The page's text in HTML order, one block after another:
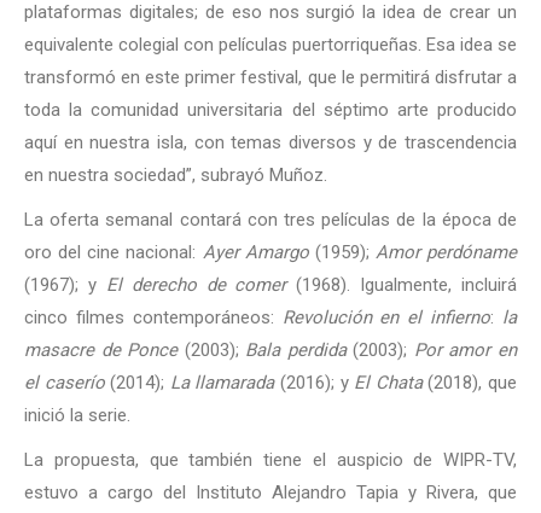
plataformas digitales; de eso nos surgió la idea de crear un
equivalente colegial con películas puertorriqueñas. Esa idea se
transformó en este primer festival, que le permitirá disfrutar a
toda la comunidad universitaria del séptimo arte producido
aquí en nuestra isla, con temas diversos y de trascendencia
en nuestra sociedad”, subrayó Muñoz.
La oferta semanal contará con tres películas de la época de
oro del cine nacional: Ayer Amargo(1959); Amor perdóname
(1967); y El derecho de comer(1968). Igualmente, incluirá
cinco filmes contemporáneos: Revolución en el infierno: la
masacre de Ponce(2003); Bala perdida(2003); Por amor en
el caserío(2014); La llamarada(2016); y El Chata(2018), que
inició la serie.
La propuesta, que también tiene el auspicio de WIPR-TV,
estuvo a cargo del Instituto Alejandro Tapia y Rivera, que